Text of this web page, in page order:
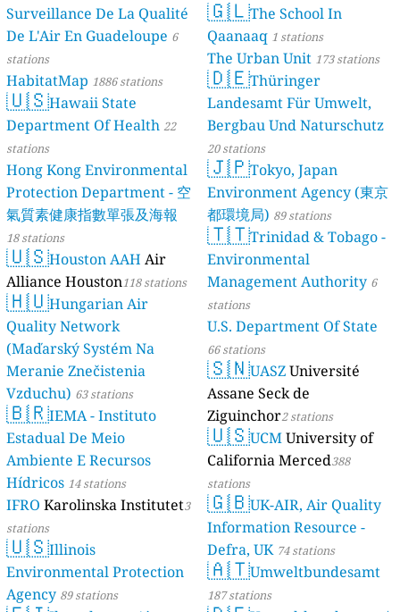
Surveillance De La Qualité
De L'Air En Guadeloupe 6
stations
HabitatMap 1886 stations
🇺🇸Hawaii State
Department Of Health 22
stations
Hong Kong Environmental
Protection Department - 空
氣質素健康指數單張及海報
18 stations
🇺🇸Houston AAH Air
Alliance Houston118 stations
🇭🇺Hungarian Air
Quality Network
(Maďarský Systém Na
Meranie Znečistenia
Vzduchu) 63 stations
🇧🇷IEMA - Instituto
Estadual De Meio
Ambiente E Recursos
Hídricos 14 stations
IFRO Karolinska Institutet3
stations
🇺🇸Illinois
Environmental Protection
Agency 89 stations
🇬🇱The School In
Qaanaaq 1 stations
The Urban Unit 173 stations
🇩🇪Thüringer
Landesamt Für Umwelt,
Bergbau Und Naturschutz
20 stations
🇯🇵Tokyo, Japan
Environment Agency (東京
都環境局) 89 stations
🇹🇹Trinidad & Tobago -
Environmental
Management Authority 6
stations
U.S. Department Of State
66 stations
🇸🇳UASZUniversité
Assane Seck de
Ziguinchor2 stations
🇺🇸UCMUniversity of
California Merced388
stations
🇬🇧UK-AIR, Air Quality
Information Resource -
Defra, UK 74 stations
🇦🇹Umweltbundesamt
187 stations